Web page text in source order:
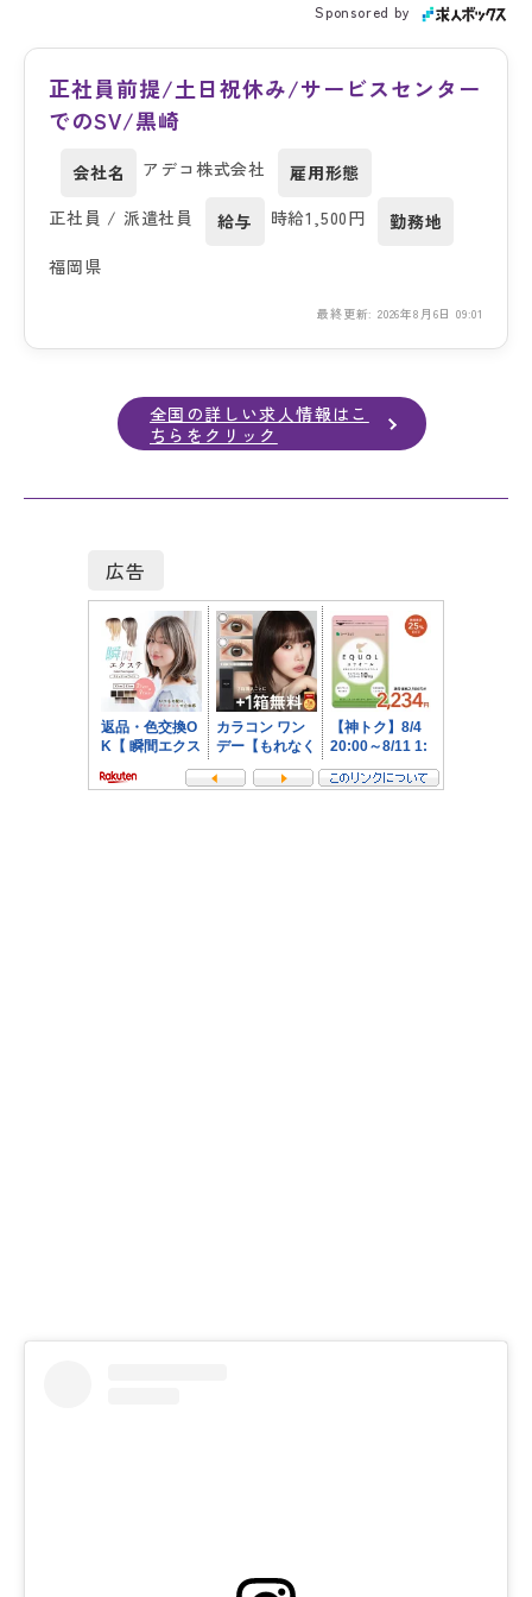
Sponsored by
正社員前提/土日祝休み/サービスセンター
でのSV/黒崎
会社名 アデコ株式会社
雇用形態
正社員 / 派遣社員
給与 時給1,500円
勤務地
福岡県
最終更新: 2026年8月6日 09:01
全国の詳しい求人情報はこ
ちらをクリック
広告